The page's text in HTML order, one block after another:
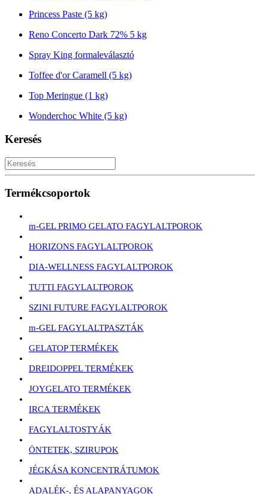
Princess Paste (5 kg)
Reno Concerto Dark 72% 5 kg
Spray King formaleválasztó
Toffee d'or Caramell (5 kg)
Top Meringue (1 kg)
Wonderchoc White (5 kg)
Keresés
Termékcsoportok
m-GEL PRIMO GELATO FAGYLALTPOROK
HORIZONS FAGYLALTPOROK
DIA-WELLNESS FAGYLALTPOROK
TUTTI FAGYLALTPOROK
SZINI FUTURE FAGYLALTPOROK
m-GEL FAGYLALTPASZTÁK
GELATOP TERMÉKEK
DREIDOPPEL TERMÉKEK
JOYGELATO TERMÉKEK
IRCA TERMÉKEK
FAGYLALTOSTYÁK
ÖNTETEK, SZIRUPOK
JÉGKÁSA KONCENTRÁTUMOK
ADALÉK-, ÉS ALAPANYAGOK